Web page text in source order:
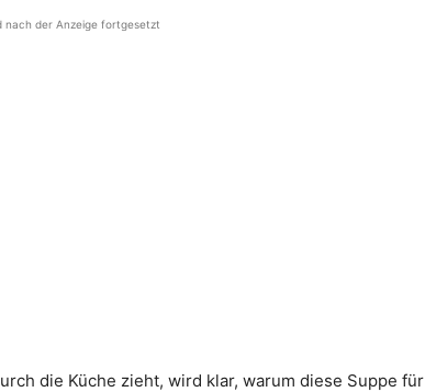
nach der Anzeige fortgesetzt
die Küche zieht, wird klar, warum diese Suppe für